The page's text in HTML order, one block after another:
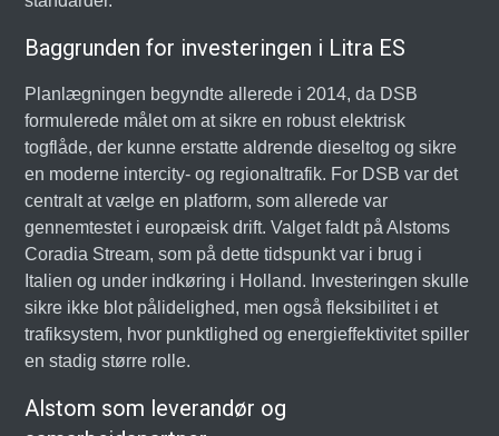
Baggrunden for investeringen i Litra ES
Planlægningen begyndte allerede i 2014, da DSB
formulerede målet om at sikre en robust elektrisk
togflåde, der kunne erstatte aldrende dieseltog og sikre
en moderne intercity- og regionaltrafik. For DSB var det
centralt at vælge en platform, som allerede var
gennemtestet i europæisk drift. Valget faldt på Alstoms
Coradia Stream, som på dette tidspunkt var i brug i
Italien og under indkøring i Holland. Investeringen skulle
sikre ikke blot pålidelighed, men også fleksibilitet i et
trafiksystem, hvor punktlighed og energieffektivitet spiller
en stadig større rolle.
Alstom som leverandør og